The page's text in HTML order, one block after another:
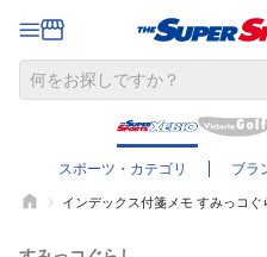
スポーツ・カテゴリ ブラ
インデックス付箋メモ すみっコ